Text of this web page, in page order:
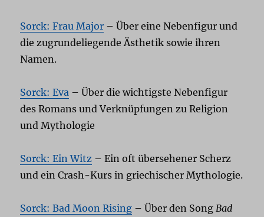
Sorck: Frau Major – Über eine Nebenfigur und
die zugrundeliegende Ästhetik sowie ihren
Namen.
Sorck: Eva – Über die wichtigste Nebenfigur
des Romans und Verknüpfungen zu Religion
und Mythologie
Sorck: Ein Witz – Ein oft übersehener Scherz
und ein Crash-Kurs in griechischer Mythologie.
Sorck: Bad Moon Rising – Über den SongBad